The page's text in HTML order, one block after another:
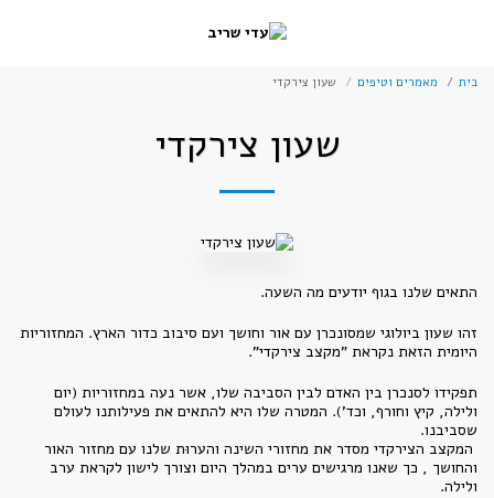
בית מאמרים וטיפים שעון צירקדי
שעון צירקדי
התאים שלנו בגוף יודעים מה השעה.
זהו שעון ביולוגי שמסונכרן עם אור וחושך ועם סיבוב כדור הארץ. המחזוריות
היומית הזאת נקראת "מקצב צירקדי".
תפקידו לסנכרן בין האדם לבין הסביבה שלו, אשר נעה במחזוריות (יום
ולילה, קיץ וחורף, וכד'). המטרה שלו היא להתאים את פעילותנו לעולם
שסביבנו.
המקצב הצירקדי מסדר את מחזורי השינה והערוּת שלנו עם מחזור האור
והחושך , כך שאנו מרגישים ערים במהלך היום וצורך לישון לקראת ערב
ולילה.